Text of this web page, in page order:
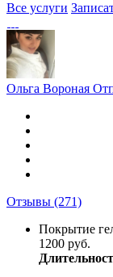
Все услуги
Ольга Вороная
Отзывы (271)
Покрытие
1200 руб.